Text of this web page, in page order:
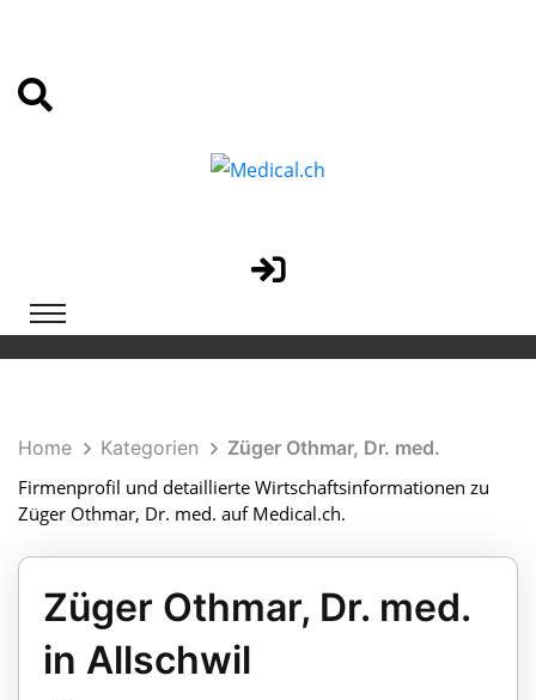
Home Kategorien
Züger Othmar, Dr. med.
Firmenprofil und detaillierte Wirtschaftsinformationen zu
Züger Othmar, Dr. med. auf Medical.ch.
Züger Othmar, Dr. med.
in Allschwil